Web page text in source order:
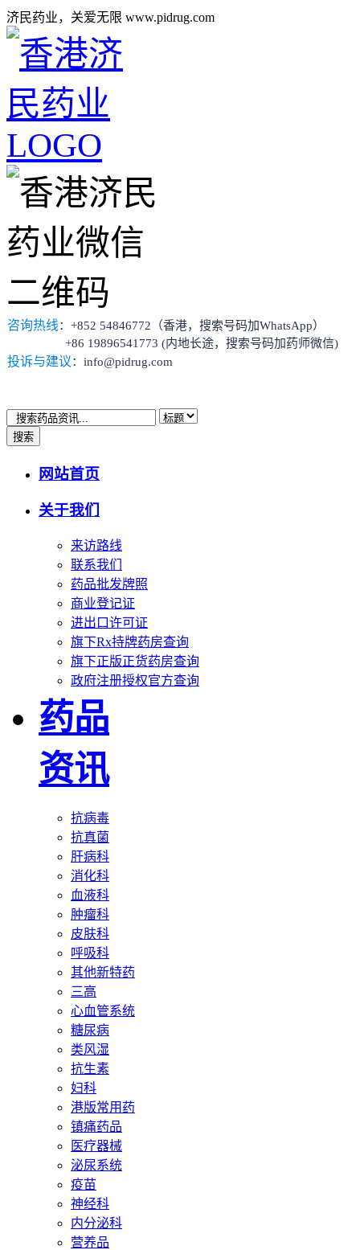
济民药业，关爱无限 www.pidrug.com
咨询热线：+852 54846772（香港，搜索号码加WhatsApp）
+86 19896541773 (内地长途，搜索号码加药师微信)
投诉与建议：info@pidrug.com
搜索
网站首页
关于我们
来访路线
联系我们
药品批发牌照
商业登记证
进出口许可证
旗下Rx持牌药房查询
旗下正版正货药房查询
政府注册授权官方查询
药品
资讯
抗病毒
抗真菌
肝病科
消化科
血液科
肿瘤科
皮肤科
呼吸科
其他新特药
三高
心血管系统
糖尿病
类风湿
抗生素
妇科
港版常用药
镇痛药品
医疗器械
泌尿系统
疫苗
神经科
内分泌科
营养品